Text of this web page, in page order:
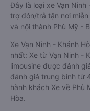
Đây là loại xe Vạn Ninh
trợ đón/trả tận nơi
và nội thành Phù Mỹ -
Xe Vạn Ninh - Khánh
nhất: Xe từ Vạn Ninh -
limousine được đánh
đánh giá trung bình từ
hành khách Xe về Phù
Hòa.